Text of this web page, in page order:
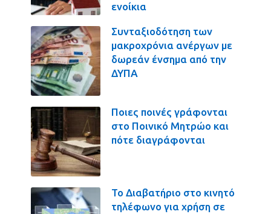
ενοίκια
Συνταξιοδότηση των
μακροχρόνια ανέργων με
δωρεάν ένσημα από την
ΔΥΠΑ
Ποιες ποινές γράφονται
στο Ποινικό Μητρώο και
πότε διαγράφονται
Το Διαβατήριο στο κινητό
τηλέφωνο για χρήση σε